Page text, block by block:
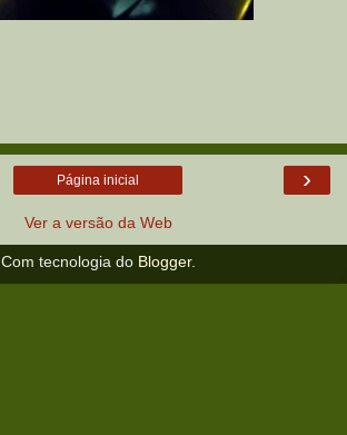
›
Página inicial
Ver a versão da Web
Com tecnologia do Blogger.